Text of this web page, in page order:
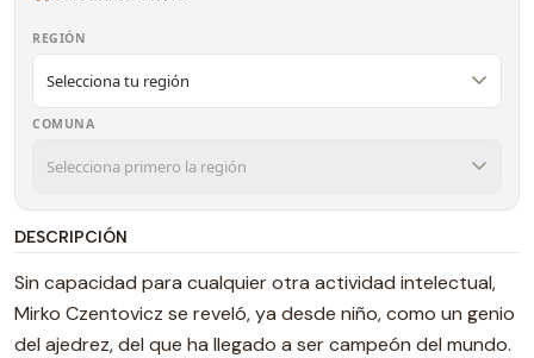
REGIÓN
COMUNA
DESCRIPCIÓN
Sin capacidad para cualquier otra actividad intelectual,
Mirko Czentovicz se reveló, ya desde niño, como un genio
del ajedrez, del que ha llegado a ser campeón del mundo.